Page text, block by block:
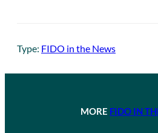
Type: FIDO in the News
MORE FIDO IN